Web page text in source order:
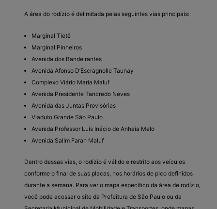
A área do rodízio é delimitada pelas seguintes vias principais:
Marginal Tietê
Marginal Pinheiros
Avenida dos Bandeirantes
Avenida Afonso D’Escragnolle Taunay
Complexo Viário Maria Maluf
Avenida Presidente Tancredo Neves
Avenida das Juntas Provisórias
Viaduto Grande São Paulo
Avenida Professor Luís Inácio de Anhaia Melo
Avenida Salim Farah Maluf
Dentro dessas vias, o rodízio é válido e restrito aos veículos
conforme o final de suas placas, nos horários de pico definidos
durante a semana. Para ver o mapa específico da área de rodízio,
você pode acessar o site da Prefeitura de São Paulo ou da